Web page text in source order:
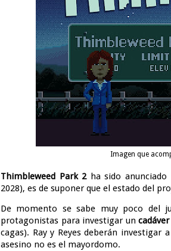
Imagen que
Thimbleweed Park 2ha sido anunciado
2028), es de suponer que el estado del
De momento se sabe muy poco del
protagonistas para investigar un
cagas). Ray y Reyes deberán
asesino no es el mayordomo.